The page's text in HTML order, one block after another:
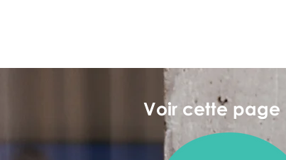
Voir cette page